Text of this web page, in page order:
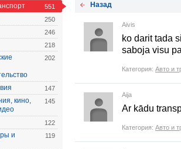
551
250
246
218
202
147
кино,
145
122
и
119
Назад
Aivis
ko darit tada
saboja visu
Категория: Авто и
Aija
Ar kādu
Категория: Авто и